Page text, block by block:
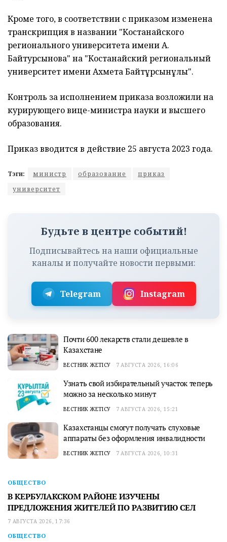
Кроме того, в соответствии с приказом изменена
транскрипция в названии "Костанайского
регионального университета имени А.
Байтурсынова" на "Костанайский региональный
университет имени Ахмета Байтұрсынұлы".
Контроль за исполнением приказа возложили на
курирующего вице-министра науки и высшего
образования.
Приказ вводится в действие 25 августа 2023 года.
Тэги: министр образование
приказ
университет
Будьте в центре событий!
Подписывайтесь на наши официальные
каналы и получайте новости первыми:
Telegram Instagram
Почти 600 лекарств стали дешевле в
Казахстане
ВЕСТНИК ЖЕТІСУ 7 АВГУСТА 2026, 16:06
Узнать свой избирательный участок теперь
можно за несколько минут
ВЕСТНИК ЖЕТІСУ 7 АВГУСТА 2026, 15:21
Казахстанцы смогут получать слуховые
аппараты без оформления инвалидности
ВЕСТНИК ЖЕТІСУ 7 АВГУСТА 2026, 10:31
ОБЩЕСТВО
В КЕРБУЛАКСКОМ РАЙОНЕ ИЗУЧЕНЫ
ПРЕДЛОЖЕНИЯ ЖИТЕЛЕЙ ПО РАЗВИТИЮ СЕЛ
7 АВГУСТА 2026, 17:36
ОБЩЕСТВО